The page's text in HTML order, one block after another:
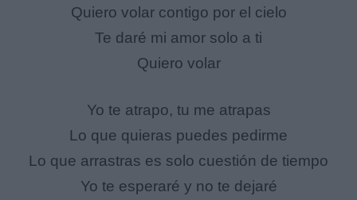
Quiero volar contigo por el cielo
Te daré mi amor solo a ti
Quiero volar
Yo te atrapo, tu me atrapas
Lo que quieras puedes pedirme
Lo que arrastras es solo cuestión de tiempo
Yo te esperaré y no te dejaré